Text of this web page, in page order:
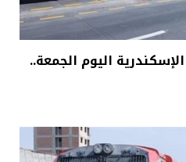
اليوم الجمعة..